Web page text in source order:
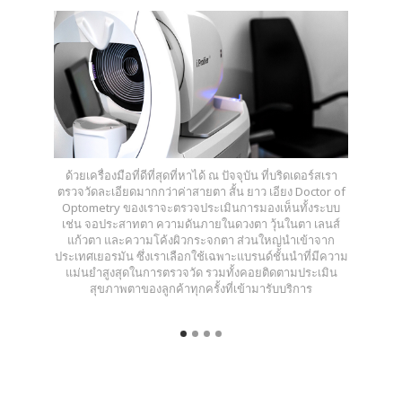
ด้วยเครื่องมือที่ดีที่สุดที่หาได้ ณ ปัจจุบัน ที่บริดเดอร์สเรา
ตรวจวัดละเอียดมากกว่าค่าสายตา สั้น ยาว เอียง Doctor of
Optometry ของเราจะตรวจประเมินการมองเห็นทั้งระบบ
เช่น จอประสาทตา ความดันภายในดวงตา วุ้นในตา เลนส์
แก้วตา และความโค้งผิวกระจกตา ส่วนใหญ่นำเข้าจาก
ประเทศเยอรมัน ซึ่งเราเลือกใช้เฉพาะแบรนด์ชั้นนำที่มีความ
แม่นยำสูงสุดในการตรวจวัด รวมทั้งคอยติดตามประเมิน
สุขภาพตาของลูกค้าทุกครั้งที่เข้ามารับบริการ